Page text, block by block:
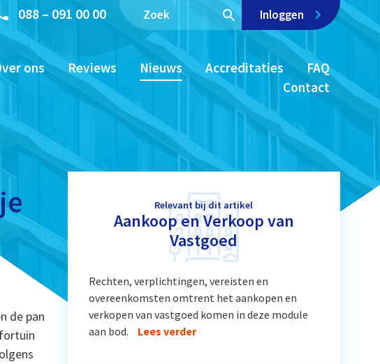
088 – 091 00 00 Inloggen
ons Reviews Nieuws Accreditaties
FAQ
Contact
de pan
Relevant bij dit artikel
Aankoop en Verkoop van
Vastgoed
Rechten, verplichtingen, vereisten en
overeenkomsten omtrent het aankopen en
verkopen van vastgoed komen in deze module
aan bod.
Lees verder